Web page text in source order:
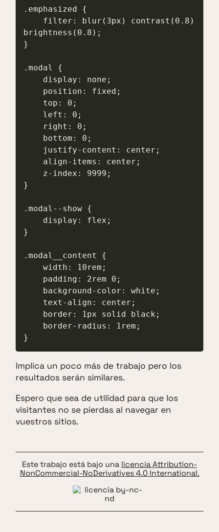
.emphasized {
brightness(0.8);
}
.modal {
}
.modal--show {
}
.modal__content {
}
Implica un poco más de trabajo pero los
resultados serán similares.
Espero que sea de utilidad para que los
visitantes no se pierdas al navegar en
vuestros sitios.
Este trabajo está bajo una licencia Attribution-
NonCommercial-NoDerivatives 4.0 International.